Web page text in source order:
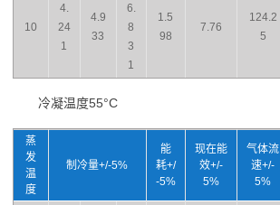
10
4.
24
1
4.9
33
6.
8
3
1
1.5
98
7.76
124.2
5
冷凝温度55°C
蒸
发
温
度
制冷量+/-5%
能
耗+/
-5%
现在能
效+/-
5%
气体流
速+/-
5%